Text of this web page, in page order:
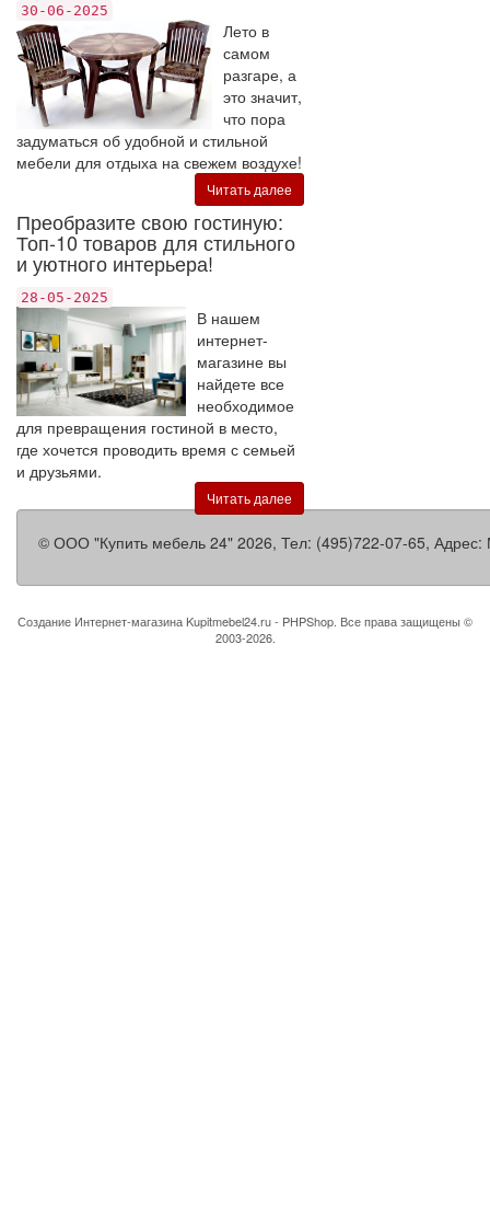
30-06-2025
Лето в
самом
разгаре, а
это значит,
что пора
задуматься об удобной и стильной
мебели для отдыха на свежем воздухе!
Читать далее
Преобразите свою гостиную:
Топ-10 товаров для стильного
и уютного интерьера!
28-05-2025
В нашем
интернет-
магазине вы
найдете все
необходимое
для превращения гостиной в место,
где хочется проводить время с семьей
и друзьями.
Читать далее
© ООО "Купить мебель 24" 2026, Тел: (495)722-07-65, Адрес:
Создание Интернет-магазина Kupitmebel24.ru - PHPShop. Все права защищены ©
2003-2026.